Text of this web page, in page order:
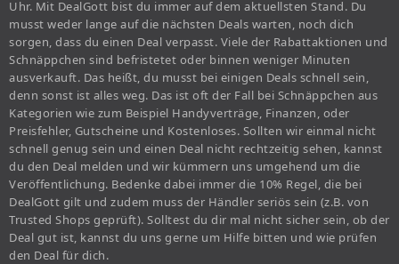
Uhr. Mit DealGott bist du immer auf dem aktuellsten Stand. Du
musst weder lange auf die nächsten Deals warten, noch dich
sorgen, dass du einen Deal verpasst. Viele der Rabattaktionen und
Schnäppchen sind befristetet oder binnen weniger Minuten
ausverkauft. Das heißt, du musst bei einigen Deals schnell sein,
denn sonst ist alles weg. Das ist oft der Fall bei Schnäppchen aus
Kategorien wie zum Beispiel Handyverträge, Finanzen, oder
Preisfehler, Gutscheine und Kostenloses. Sollten wir einmal nicht
schnell genug sein und einen Deal nicht rechtzeitig sehen, kannst
du den Deal melden und wir kümmern uns umgehend um die
Veröffentlichung. Bedenke dabei immer die 10% Regel, die bei
DealGott gilt und zudem muss der Händler seriös sein (z.B. von
Trusted Shops geprüft). Solltest du dir mal nicht sicher sein, ob der
Deal gut ist, kannst du uns gerne um Hilfe bitten und wie prüfen
den Deal für dich.